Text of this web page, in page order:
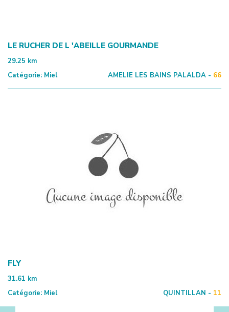
LE RUCHER DE L 'ABEILLE GOURMANDE
29.25 km
Catégorie: Miel AMELIE LES BAINS PALALDA - 66
FLY
31.61 km
Catégorie: Miel QUINTILLAN - 11